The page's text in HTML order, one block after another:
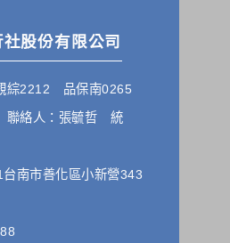
務後，本網站即取得您的資料。
料紀錄等。本網站會對個別連線者
用者瀏覽器在本網站內部所瀏覽的
個人資料，否則本網站不會也無法
注意，在本網站網刊登廣告之廠
廠商、或連結網站有其個別的私權
不適用本網站隱私權保護政策，本
取得您的同意後，傳送商業性資料
股份有限公司
綜2212 品保南0265
聯絡人：張毓哲 統
南市善化區小新營343